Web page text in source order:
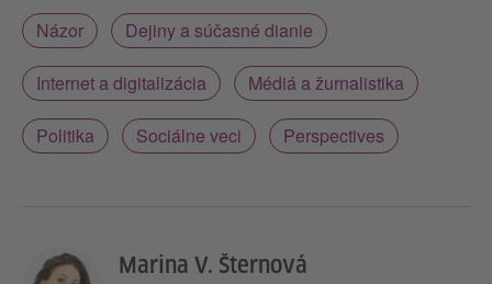
Názor Dejiny a súčasné dianie
Internet a digitalizácia Médiá a žurnalistika
Politika Sociálne veci Perspectives
Marina V. Šternová